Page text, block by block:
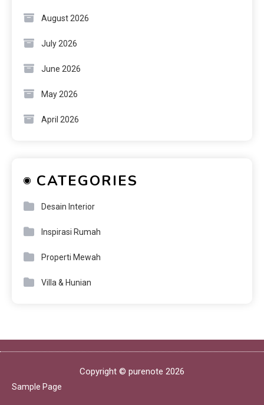
August 2026
July 2026
June 2026
May 2026
April 2026
CATEGORIES
Desain Interior
Inspirasi Rumah
Properti Mewah
Villa & Hunian
Copyright © purenote 2026
Sample Page